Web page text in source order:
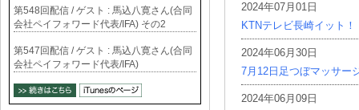
2024年07月01日
KTNテレビ長崎イット！
2024年06月30日
7月12日足つぼマッサー
2024年06月09日
第548回配信 / ゲスト : 馬込八寛さん(合同
会社ペイフォワード代表/IFA) その2
第547回配信 / ゲスト : 馬込八寛さん(合同
会社ペイフォワード代表/IFA)